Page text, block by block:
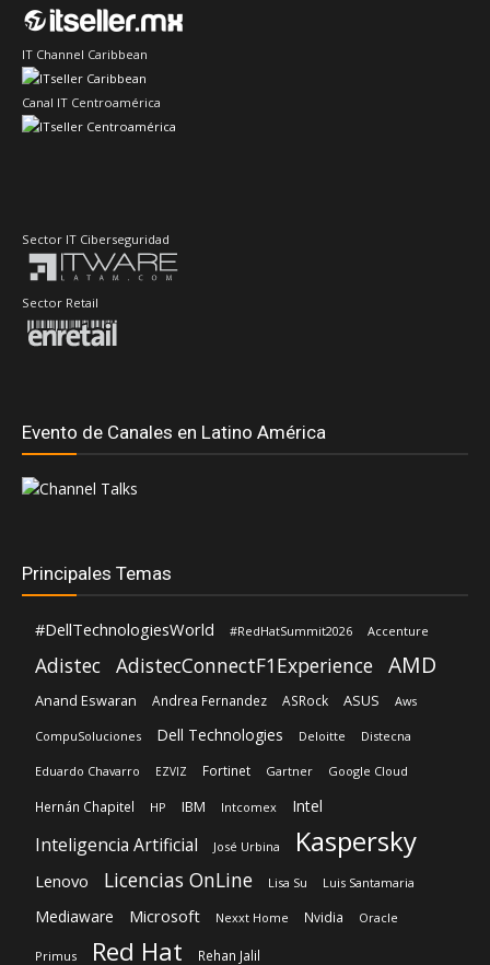
IT Channel Caribbean
Canal IT Centroamérica
Sector IT Ciberseguridad
Sector Retail
Evento de Canales en Latino América
Principales Temas
#DellTechnologiesWorld #RedHatSummit2026 Accenture
Adistec AdistecConnectF1Experience AMD
Anand Eswaran Andrea Fernandez ASRock ASUS Aws
CompuSoluciones Dell Technologies Deloitte Distecna
Eduardo Chavarro EZVIZ Fortinet Gartner Google Cloud
Hernán Chapitel HP IBM Intcomex Intel
Inteligencia Artificial José Urbina Kaspersky
Lenovo Licencias OnLine Lisa Su Luis Santamaria
Mediaware Microsoft Nexxt Home Nvidia Oracle
Primus Red Hat Rehan Jalil